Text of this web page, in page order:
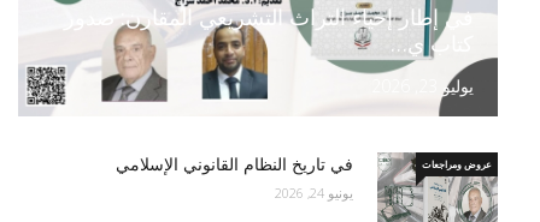
في إطار إحياء التراث التشريعي المقارن: صدور
كتاب ي…
يوليو 23, 2026
في تاريخ النظام القانوني الإسلامي عروض ومراجعات
يونيو 24, 2026